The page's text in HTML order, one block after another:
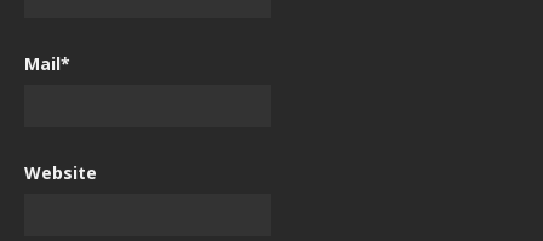
Mail*
Website